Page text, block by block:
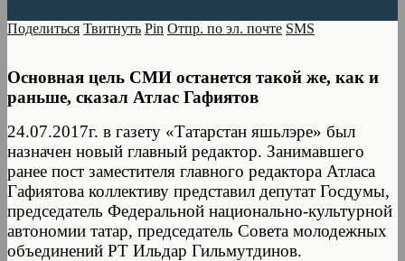
Поделиться Твитнуть Pin Отпр. по эл. почте SMS
Основная цель СМИ останется такой же, как и
раньше, сказал Атлас Гафиятов
24.07.2017г. в газету «Татарстан яшьлэре» был
назначен новый главный редактор. Занимавшего
ранее пост заместителя главного редактора Атласа
Гафиятова коллективу представил депутат Госдумы,
председатель Федеральной национально-культурной
автономии татар, председатель Совета молодежных
объединений РТ Ильдар Гильмутдинов.